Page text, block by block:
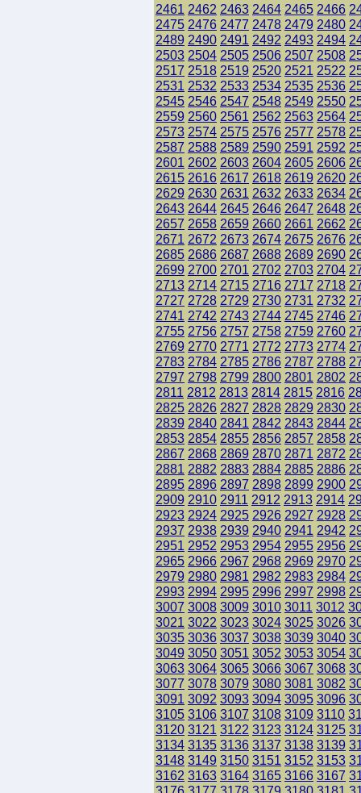
2461 2462 2463 2464 2465 2466
2475 2476 2477 2478 2479 2480
2489 2490 2491 2492 2493 2494
2503 2504 2505 2506 2507 2508
2517 2518 2519 2520 2521 2522
2531 2532 2533 2534 2535 2536
2545 2546 2547 2548 2549 2550
2559 2560 2561 2562 2563 2564
2573 2574 2575 2576 2577 2578
2587 2588 2589 2590 2591 2592
2601 2602 2603 2604 2605 2606
2615 2616 2617 2618 2619 2620
2629 2630 2631 2632 2633 2634
2643 2644 2645 2646 2647 2648
2657 2658 2659 2660 2661 2662
2671 2672 2673 2674 2675 2676
2685 2686 2687 2688 2689 2690
2699 2700 2701 2702 2703 2704
2713 2714 2715 2716 2717 2718
2727 2728 2729 2730 2731 2732
2741 2742 2743 2744 2745 2746
2755 2756 2757 2758 2759 2760
2769 2770 2771 2772 2773 2774
2783 2784 2785 2786 2787 2788
2797 2798 2799 2800 2801 2802
2811 2812 2813 2814 2815 2816
2825 2826 2827 2828 2829 2830
2839 2840 2841 2842 2843 2844
2853 2854 2855 2856 2857 2858
2867 2868 2869 2870 2871 2872
2881 2882 2883 2884 2885 2886
2895 2896 2897 2898 2899 2900
2909 2910 2911 2912 2913 2914
2923 2924 2925 2926 2927 2928
2937 2938 2939 2940 2941 2942
2951 2952 2953 2954 2955 2956
2965 2966 2967 2968 2969 2970
2979 2980 2981 2982 2983 2984
2993 2994 2995 2996 2997 2998
3007 3008 3009 3010 3011 3012
3021 3022 3023 3024 3025 3026
3035 3036 3037 3038 3039 3040
3049 3050 3051 3052 3053 3054
3063 3064 3065 3066 3067 3068
3077 3078 3079 3080 3081 3082
3091 3092 3093 3094 3095 3096
3105 3106 3107 3108 3109 3110
3120 3121 3122 3123 3124 3125
3134 3135 3136 3137 3138 3139
3148 3149 3150 3151 3152 3153
3162 3163 3164 3165 3166 3167